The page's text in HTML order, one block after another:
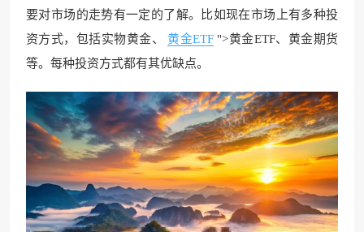
要对市场的走势有一定的了解。比如现在市场上有多种投
资方式，包括实物黄金、
黄金ETF ">黄金ETF、黄金期货
等。每种投资方式都有其优缺点。